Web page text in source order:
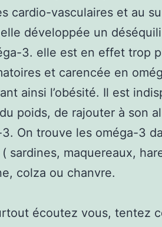
cardio-vasculaires et au
développée un
3. elle est en effet trop
et carencée en
ainsi l’obésité. Il est
poids, de rajouter à son
On trouve les oméga-3
( sardines, maquereaux,
colza ou chanvre.
écoutez vous, tentez